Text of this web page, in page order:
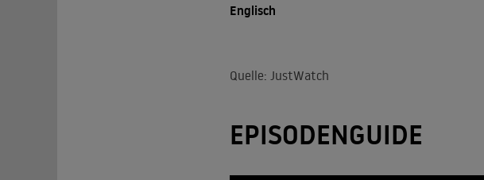
Englisch
Quelle: JustWatch
EPISODENGUIDE